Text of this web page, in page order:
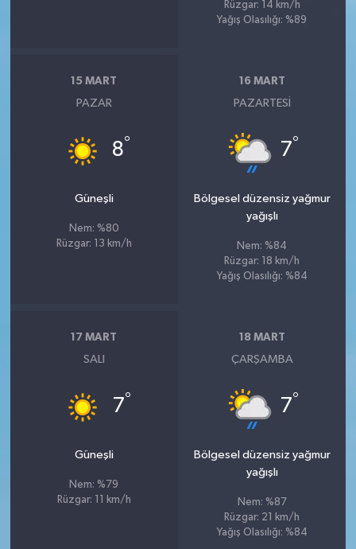
Rüzgar: 14 km/h
Yağış Olasılığı: %89
15 MART
PAZAR
8°
Güneşli
Nem: %80
Rüzgar: 13 km/h
16 MART
PAZARTESI
7°
Bölgesel düzensiz yağmur
yağışlı
Nem: %84
Rüzgar: 18 km/h
Yağış Olasılığı: %84
17 MART
SALI
7°
Güneşli
Nem: %79
Rüzgar: 11 km/h
18 MART
ÇARŞAMBA
7°
Bölgesel düzensiz yağmur
yağışlı
Nem: %87
Rüzgar: 21 km/h
Yağış Olasılığı: %84